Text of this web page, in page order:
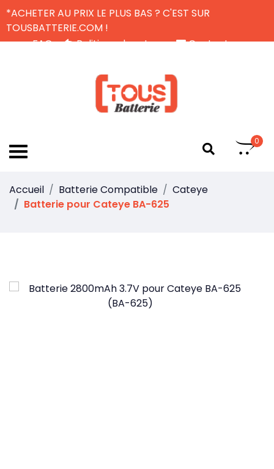
*ACHETER AU PRIX LE PLUS BAS ? C'EST SUR
TOUSBATTERIE.COM !
FAQ
Politique de retour
Contactez-nous
0
Accueil Batterie Compatible
Cateye
Batterie pour Cateye BA-625